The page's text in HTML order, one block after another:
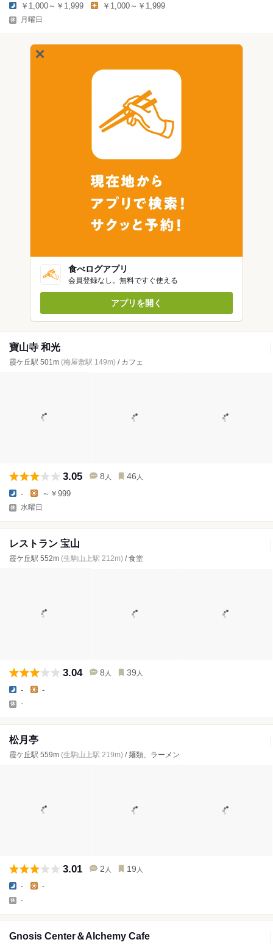
￥1,000～￥1,999 ￥1,000～￥1,999
月曜日
食べログアプリ
会員登録なし。無料ですぐ使える
アプリを開く
寶山寺 和光
霞ケ丘駅 501m (梅屋敷駅 149m) / カフェ
3.05 8 人 46 人
- ～￥999
水曜日
レストラン 宝山
霞ケ丘駅 552m (生駒山上駅 212m) / 食堂
3.04 8 人 39 人
- -
-
松月亭
霞ケ丘駅 559m (生駒山上駅 219m) / 麺類、ラーメン
3.01 2 人 19 人
- -
-
Gnosis Center＆Alchemy Cafe